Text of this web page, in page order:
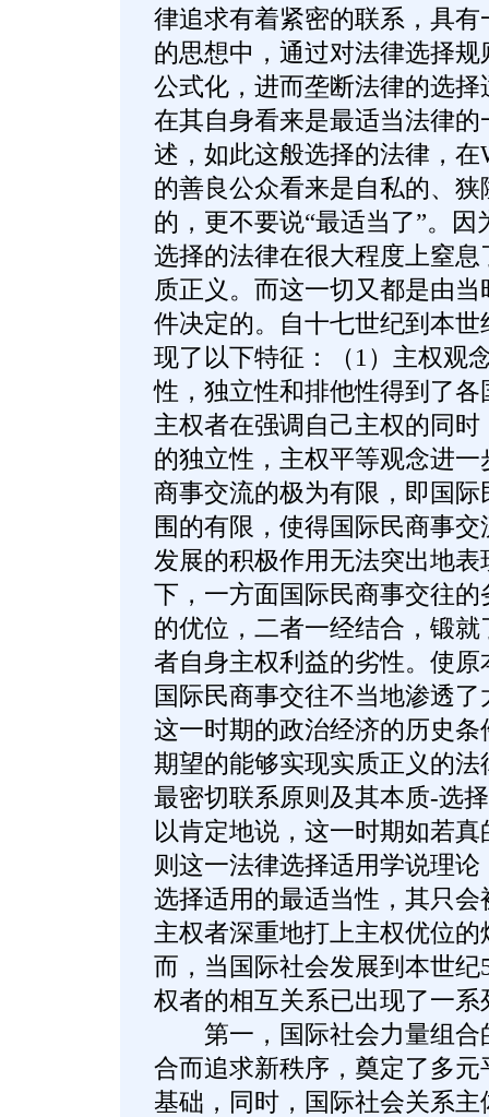
律追求有着紧密的联系，具
的思想中，通过对法律选择
公式化，进而垄断法律的选
在其自身看来是最适当法律
述，如此这般选择的法律，
的善良公众看来是自私的、
的，更不要说“最适当了”。
选择的法律在很大程度上窒
质正义。而这一切又都是由
件决定的。自十七世纪到本
现了以下特征：（1）主权观
性，独立性和排他性得到了
主权者在强调自己主权的同
的独立性，主权平等观念进
商事交流的极为有限，即国
围的有限，使得国际民商事
发展的积极作用无法突出地
下，一方面国际民商事交往
的优位，二者一经结合，锻
者自身主权利益的劣性。使
国际民商事交往不当地渗透
这一时期的政治经济的历史
期望的能够实现实质正义的
最密切联系原则及其本质-选
以肯定地说，这一时期如若
则这一法律选择适用学说理
选择适用的最适当性，其只
主权者深重地打上主权优位
而，当国际社会发展到本世
权者的相互关系已出现了一系
第一，国际社会力量组合
合而追求新秩序，奠定了多
基础，同时，国际社会关系